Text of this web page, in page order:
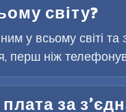
світу?
у всьому світі
перш ніж
за